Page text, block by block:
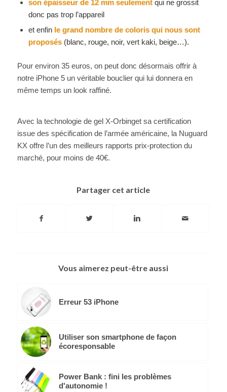
son épaisseur de 12 mm seulementqui ne grossit
donc pas trop l’appareil
et enfin le grand nombre de coloris qui nous sont
proposés(blanc, rouge, noir, vert kaki, beige…).
Pour environ 35 euros, on peut donc désormais offrir à
notre iPhone 5 un véritable bouclier qui lui donnera en
même temps un look raffiné.
Avec la technologie de gel X-Orbinget sa certification
issue des spécification de l’armée américaine, la Nuguard
KX offre l’un des meilleurs rapports prix-protection du
marché, pour moins de 40€.
Partager cet article
Vous aimerez peut-être aussi
Erreur 53 iPhone
Utiliser son smartphone de façon
écoresponsable
Power Bank : fini les problèmes
d'autonomie !